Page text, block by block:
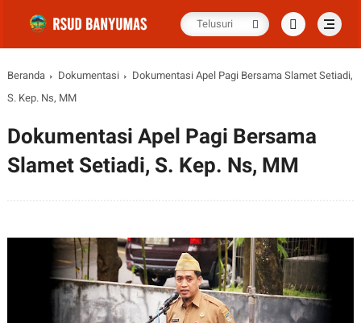
Beranda Dokumentasi
Dokumentasi Apel Pagi Bersama Slamet Setiadi,
S. Kep. Ns, MM
Dokumentasi Apel Pagi Bersama
Slamet Setiadi, S. Kep. Ns, MM